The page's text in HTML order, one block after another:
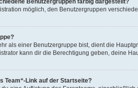
Benutzergruppen farbig dargestellt?
möglich, den Benutzergruppen
als einer Benutzergruppe bist, dient die
kann dir die Berechtigung geben, deine
Team“-Link auf der Startseite?